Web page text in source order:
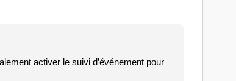
activer le suivi d’événement pour